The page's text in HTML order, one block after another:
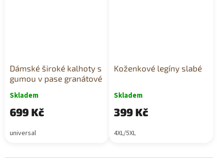
Dámské široké kalhoty s
gumou v pase granátové
Skladem
699 Kč
universal
Koženkové legíny slabé
Skladem
399 Kč
4XL/5XL